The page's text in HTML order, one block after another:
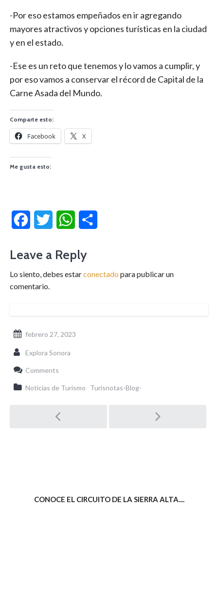
-Por eso estamos empeñados en ir agregando
mayores atractivos y opciones turísticas en la ciudad
y en el estado.
-Ese es un reto que tenemos y lo vamos a cumplir, y
por eso vamos a conservar el récord de Capital de la
Carne Asada del Mundo.
Comparte esto:
Facebook X
Me gusta esto:
FacebookTwitter WhatsApp
Leave a Reply
Lo siento, debes estarconectado para publicar un
comentario.
febrero 27, 2023
Explora Sonora
Comments
Noticias de Turismo Turisnotas-Blog-
Post
CONOCE EL CIRCUITO DE LA SIERRA ALTA....